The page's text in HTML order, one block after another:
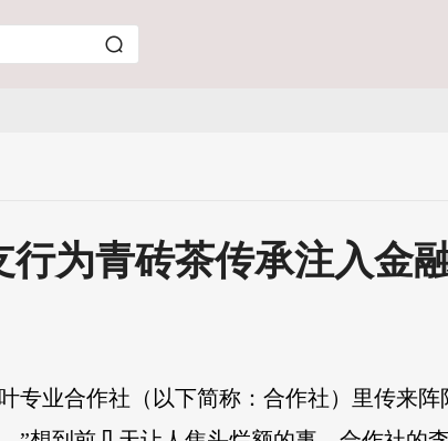
为青砖茶传承注入金
专业合作社（以下简称：合作社）里传来阵